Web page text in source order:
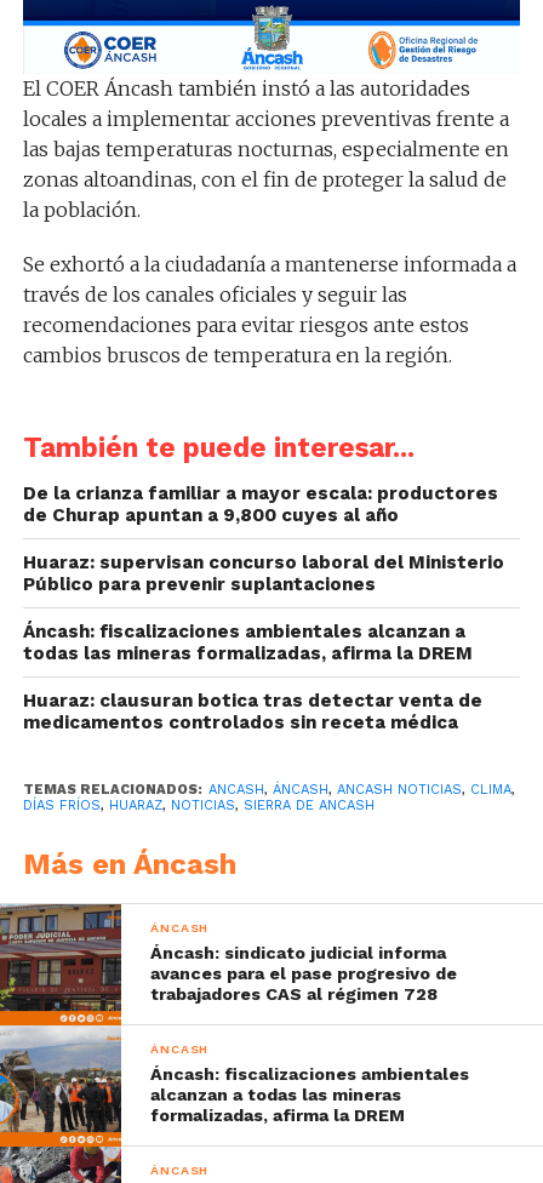
El COER Áncash también instó a las autoridades
locales a implementar acciones preventivas frente a
las bajas temperaturas nocturnas, especialmente en
zonas altoandinas, con el fin de proteger la salud de
la población.
Se exhortó a la ciudadanía a mantenerse informada a
través de los canales oficiales y seguir las
recomendaciones para evitar riesgos ante estos
cambios bruscos de temperatura en la región.
También te puede interesar...
De la crianza familiar a mayor escala: productores
de Churap apuntan a 9,800 cuyes al año
Huaraz: supervisan concurso laboral del Ministerio
Público para prevenir suplantaciones
Áncash: fiscalizaciones ambientales alcanzan a
todas las mineras formalizadas, afirma la DREM
Huaraz: clausuran botica tras detectar venta de
medicamentos controlados sin receta médica
TEMAS RELACIONADOS: ANCASH, ÁNCASH, ANCASH NOTICIAS, CLIMA,
DÍAS FRÍOS, HUARAZ, NOTICIAS, SIERRA DE ANCASH
Más en Áncash
ÁNCASH
Áncash: sindicato judicial informa
avances para el pase progresivo de
trabajadores CAS al régimen 728
ÁNCASH
Áncash: fiscalizaciones ambientales
alcanzan a todas las mineras
formalizadas, afirma la DREM
ÁNCASH